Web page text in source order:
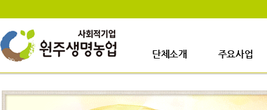
단체소개
인사말
걸어온길
주요사업
사업장소개
생산시설소개